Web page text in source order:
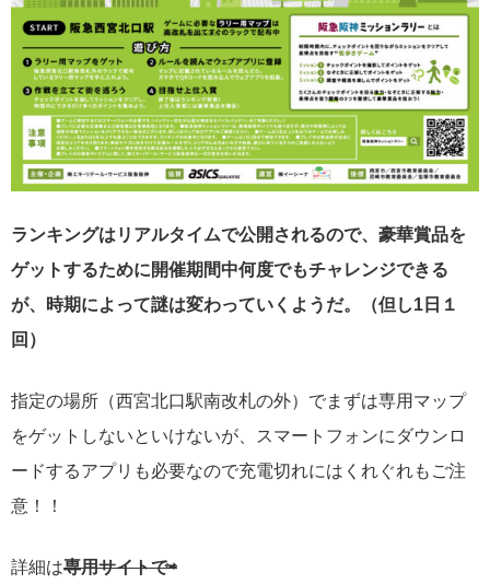
ランキングはリアルタイムで公開されるので、豪華賞品を
ゲットするために開催期間中何度でもチャレンジできる
が、時期によって謎は変わっていくようだ。（但し1日１
回）
指定の場所（西宮北口駅南改札の外）でまずは専用マップ
をゲットしないといけないが、スマートフォンにダウンロ
ードするアプリも必要なので充電切れにはくれぐれもご注
意！！
詳細は専用サイトで⇨